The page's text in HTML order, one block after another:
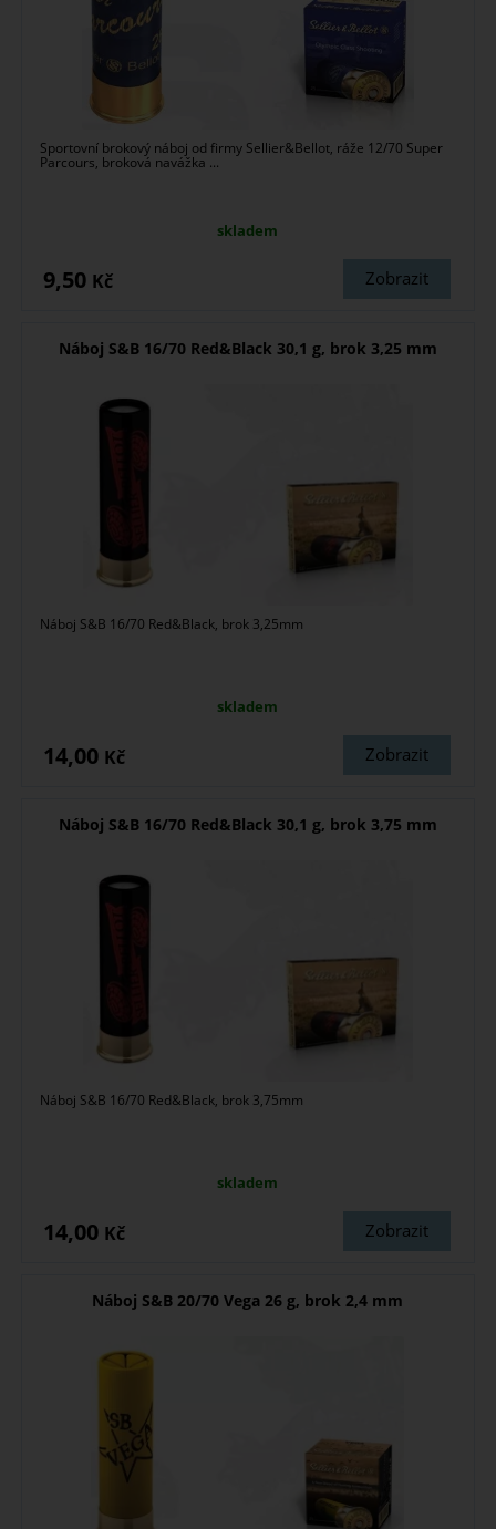
Sportovní brokový náboj od firmy Sellier&Bellot, ráže 12/70 Super
Parcours, broková navážka ...
skladem
Zobrazit
9,50 Kč
Náboj S&B 16/70 Red&Black 30,1 g, brok 3,25 mm
Náboj S&B 16/70 Red&Black, brok 3,25mm
skladem
Zobrazit
14,00 Kč
Náboj S&B 16/70 Red&Black 30,1 g, brok 3,75 mm
Náboj S&B 16/70 Red&Black, brok 3,75mm
skladem
Zobrazit
14,00 Kč
Náboj S&B 20/70 Vega 26 g, brok 2,4 mm